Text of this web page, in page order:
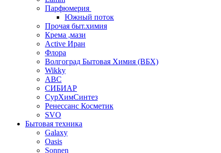
Парфюмерия
Южный поток
Прочая быт.химия
Крема ,мази
Аctive Иран
Флора
Волгоград Бытовая Химия (ВБХ)
Wikky
АВС
СИБИАР
СурХимСинтез
Ренессанс Косметик
SVO
Бытовая техника
Galaxy
Oasis
Sonnen